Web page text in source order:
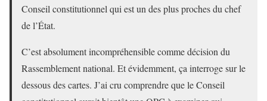
Conseil constitutionnel qui est un des plus proches du chef
de l’État.
C’est absolument incompréhensible comme décision du
Rassemblement national. Et évidemment, ça interroge sur le
dessous des cartes. J’ai cru comprendre que le Conseil